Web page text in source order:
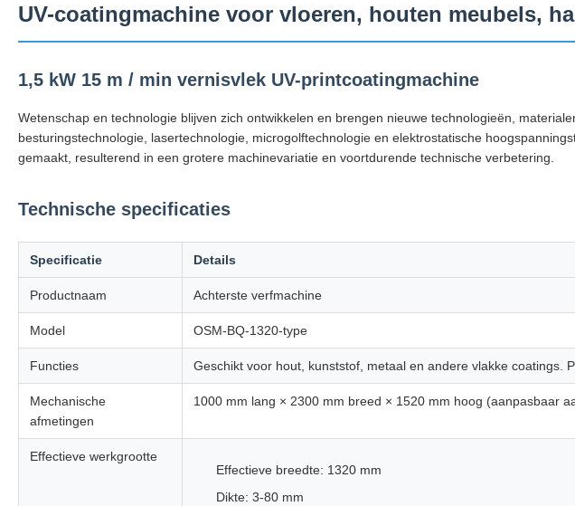
UV-coatingmachine voor vloeren, houten meubels,
1,5 kW 15 m / min vernisvlek UV-printcoatingmachine
Wetenschap en technologie blijven zich ontwikkelen en brengen nieuwe technologieën,
besturingstechnologie, lasertechnologie, microgolftechnologie en elektrostatische
gemaakt, resulterend in een grotere machinevariatie en voortdurende technische verbetering.
Technische specificaties
Specificatie Details
Productnaam Achterste verfmachine
Model OSM-BQ-1320-type
Functies Geschikt voor hout, kunststof, metaal en andere vlakke coatings.
Mechanische
afmetingen
1000 mm lang × 2300 mm breed × 1520 mm hoog (aanpasbaar
Effectieve werkgrootte
Effectieve breedte: 1320 mm
Dikte: 3-80 mm